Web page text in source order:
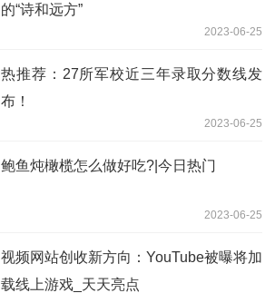
的“诗和远方”
2023-06-25
热推荐：27所军校近三年录取分数线发
布！
2023-06-25
鲍鱼炖橄榄怎么做好吃?|今日热门
2023-06-25
视频网站创收新方向：YouTube被曝将加
载线上游戏_天天亮点